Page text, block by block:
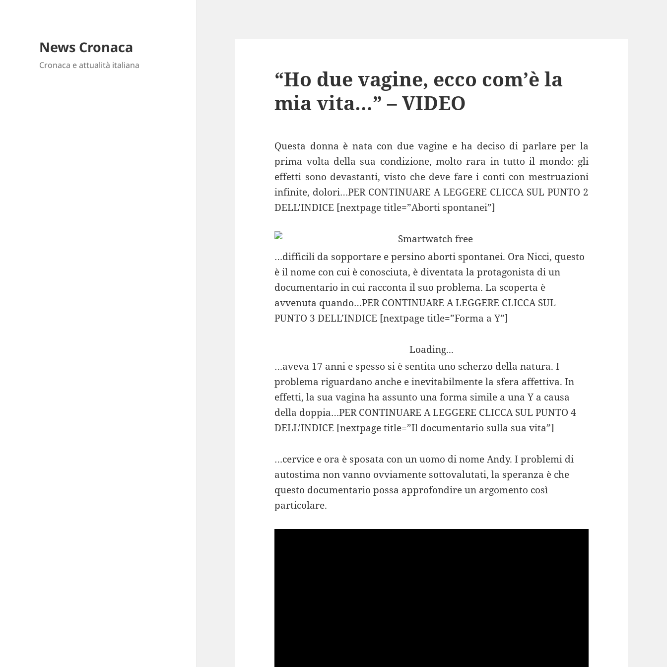
News Cronaca
Cronaca e attualità italiana
“Ho due vagine, ecco com’è la
mia vita…” – VIDEO
Questa donna è nata con due vagine e ha deciso di parlare per la
prima volta della sua condizione, molto rara in tutto il mondo: gli
effetti sono devastanti, visto che deve fare i conti con mestruazioni
infinite, dolori…PER CONTINUARE A LEGGERE CLICCA SUL PUNTO 2
DELL’INDICE [nextpage title=”Aborti spontanei”]
…difficili da sopportare e persino aborti spontanei. Ora Nicci, questo
è il nome con cui è conosciuta, è diventata la protagonista di un
documentario in cui racconta il suo problema. La scoperta è
avvenuta quando…PER CONTINUARE A LEGGERE CLICCA SUL
PUNTO 3 DELL’INDICE [nextpage title=”Forma a Y”]
Loading...
…aveva 17 anni e spesso si è sentita uno scherzo della natura. I
problema riguardano anche e inevitabilmente la sfera affettiva. In
effetti, la sua vagina ha assunto una forma simile a una Y a causa
della doppia…PER CONTINUARE A LEGGERE CLICCA SUL PUNTO 4
DELL’INDICE [nextpage title=”Il documentario sulla sua vita”]
…cervice e ora è sposata con un uomo di nome Andy. I problemi di
autostima non vanno ovviamente sottovalutati, la speranza è che
questo documentario possa approfondire un argomento così
particolare.